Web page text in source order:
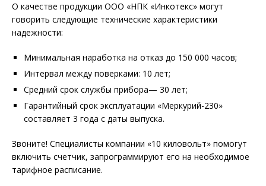
О качестве продукции ООО «НПК «Инкотекс» могут
говорить следующие технические характеристики
надежности:
Минимальная наработка на отказ до 150 000 часов;
Интервал между поверками: 10 лет;
Средний срок службы прибора— 30 лет;
Гарантийный срок эксплуатации «Меркурий-230»
составляет 3 года с даты выпуска.
Звоните! Специалисты компании «10 киловольт» помогут
включить счетчик, запрограммируют его на необходимое
тарифное расписание.